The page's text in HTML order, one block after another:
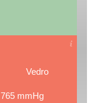
Vedro
765 mmHg